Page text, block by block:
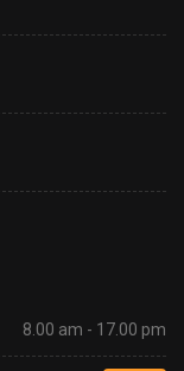
8.00 am - 17.00 pm